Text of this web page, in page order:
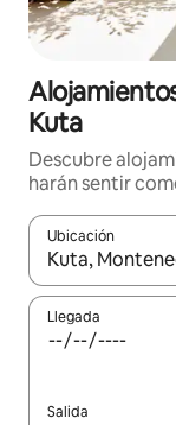
Kuta
Descubre
harán sentir
Ubicación
Cuando los
Llegada
Salida